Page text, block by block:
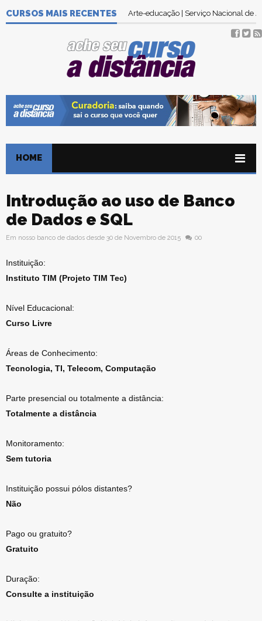
CURSOS MAIS RECENTES Arte-educação | Serviço Nacional de
HOME
Introdução ao uso de Banco
de Dados e SQL
Em nosso banco de dados desde 30 de Novembro de 2015 00
Instituição:
Instituto TIM (Projeto TIM Tec)
Nível Educacional:
Curso Livre
Áreas de Conhecimento:
Tecnologia, TI, Telecom, Computação
Parte presencial ou totalmente a distância:
Totalmente a distância
Monitoramento:
Sem tutoria
Instituição possui pólos distantes?
Não
Pago ou gratuito?
Gratuito
Duração:
Consulte a instituição